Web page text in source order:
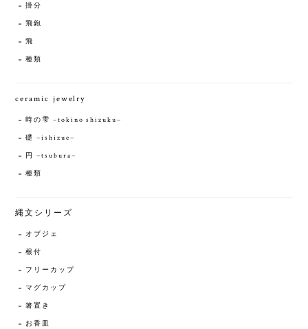
掛分
飛鉋
飛
種類
ceramic jewelry
時の雫 −tokino shizuku−
礎 −ishizue−
円 −tsubura−
種類
縄文シリーズ
オブジェ
根付
フリーカップ
マグカップ
箸置き
お香皿